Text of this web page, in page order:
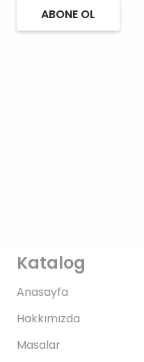
ABONE OL
Katalog
Anasayfa
Hakkımızda
Masalar